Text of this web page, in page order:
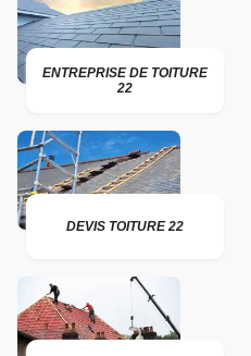
ENTREPRISE DE TOITURE
22
DEVIS TOITURE 22